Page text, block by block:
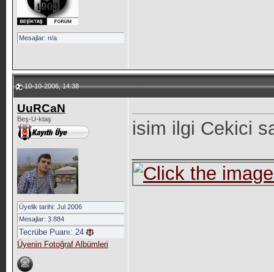
Mesajlar: n/a
10-10-2006, 14:38
UuRCaN
Beş-U-ktaş
Üyelik tarihi: Jul 2006
Mesajlar: 3.884
Tecrübe Puanı: 24
Üyenin Fotoğraf Albümleri
isim ilgi Cekici